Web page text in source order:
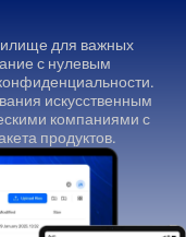
для важных
с нулевым
искусственным
компаниями с
продуктов.